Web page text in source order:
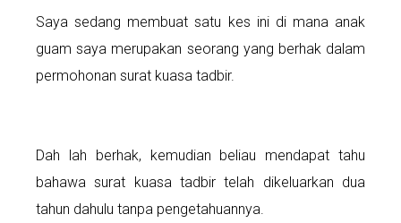
Saya sedang membuat satu kes ini di mana anak
guam saya merupakan seorang yang berhak dalam
permohonan surat kuasa tadbir.
Dah lah berhak, kemudian beliau mendapat tahu
bahawa surat kuasa tadbir telah dikeluarkan dua
tahun dahulu tanpa pengetahuannya.